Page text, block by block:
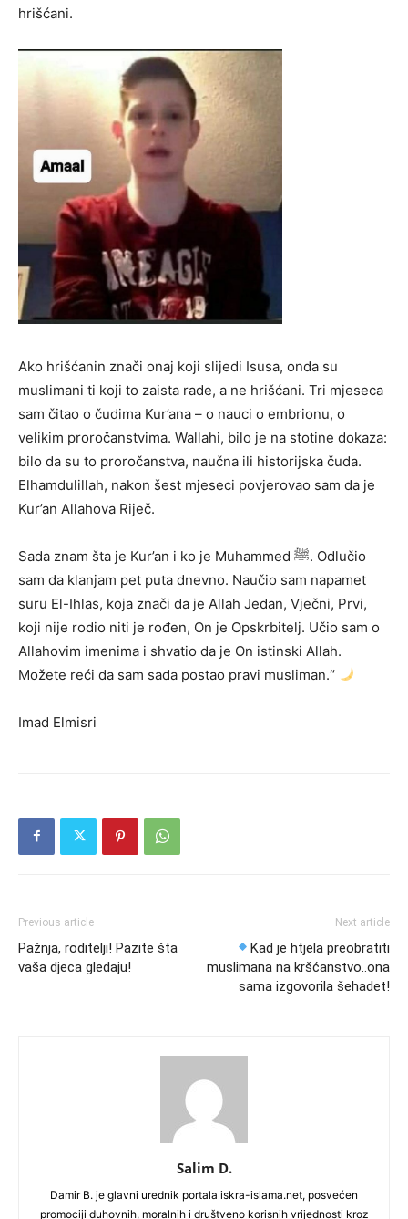
hrišćani.
Ako hrišćanin znači onaj koji slijedi Isusa, onda su
muslimani ti koji to zaista rade, a ne hrišćani. Tri mjeseca
sam čitao o čudima Kur’ana – o nauci o embrionu, o
velikim proročanstvima. Wallahi, bilo je na stotine dokaza:
bilo da su to proročanstva, naučna ili historijska čuda.
Elhamdulillah, nakon šest mjeseci povjerovao sam da je
Kur’an Allahova Riječ.
Sada znam šta je Kur’an i ko je Muhammed ﷺ. Odlučio
sam da klanjam pet puta dnevno. Naučio sam napamet
suru El-Ihlas, koja znači da je Allah Jedan, Vječni, Prvi,
koji nije rodio niti je rođen, On je Opskrbitelj. Učio sam o
Allahovim imenima i shvatio da je On istinski Allah.
Možete reći da sam sada postao pravi musliman.“
Imad Elmisri
Previous article
Pažnja, roditelji! Pazite šta
vaša djeca gledaju!
Next article
Kad je htjela preobratiti
muslimana na kršćanstvo..ona
sama izgovorila šehadet!
Salim D.
Damir B. je glavni urednik portala iskra-islama.net, posvećen
promociji duhovnih, moralnih i društveno korisnih vrijednosti kroz